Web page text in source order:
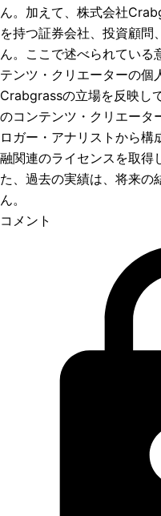
ん。加えて、株式会社
を持つ証券会社、投資顧問
ん。ここで述べられている
テンツ・クリエーターの個
Crabgrassの立場を反映し
のコンテンツ・クリエータ
ロガー・アナリストから
融関連のライセンスを取得
た、過去の実績は、将来の
ん。
コメント